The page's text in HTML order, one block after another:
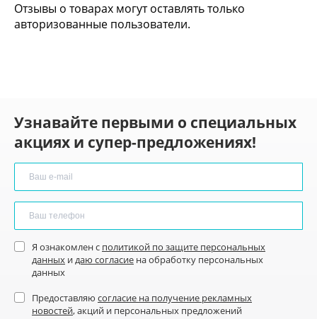
Отзывы о товарах могут оставлять только
авторизованные пользователи.
Узнавайте первыми о специальных
акциях и супер-предложениях!
Я ознакомлен с политикой по защите персональных
данных идаю согласие на обработку персональных
данных
Предоставляю согласие на получение рекламных
новостей, акций и персональных предложений